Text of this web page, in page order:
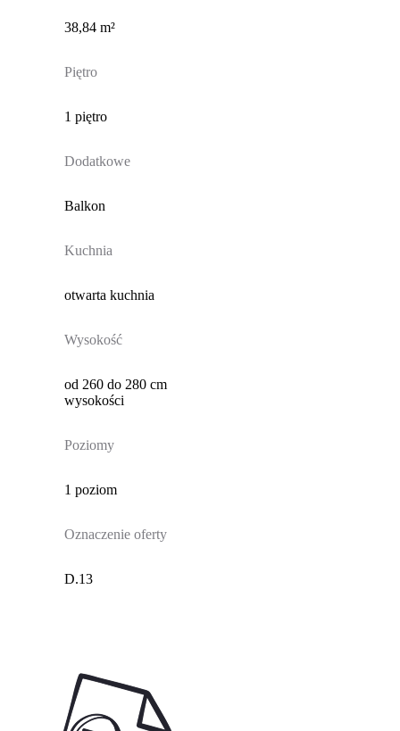
38,84 m²
Piętro
1 piętro
Dodatkowe
Balkon
Kuchnia
otwarta kuchnia
Wysokość
od 260 do 280 cm
wysokości
Poziomy
1 poziom
Oznaczenie oferty
D.13